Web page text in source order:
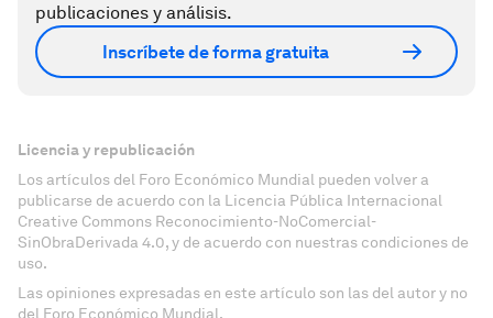
publicaciones y análisis.
Inscríbete de forma gratuita
Licencia y republicación
Los artículos del Foro Económico Mundial pueden volver a
publicarse de acuerdo con la Licencia Pública Internacional
Creative Commons Reconocimiento-NoComercial-
SinObraDerivada 4.0, y de acuerdo con nuestras condiciones de
uso.
Las opiniones expresadas en este artículo son las del autor y no
del Foro Económico Mundial.